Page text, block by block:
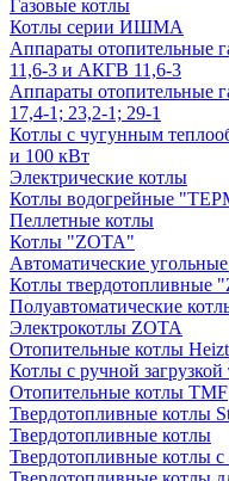
Газовые котлы
Котлы серии ИШМА
Аппараты отопительные
11,6-3 и АКГВ 11,6-3
Аппараты отопительные
17,4-1; 23,2-1; 29-1
Котлы с чугунным
и 100 кВт
Электрические котлы
Котлы водогрейные
Пеллетные котлы
Котлы "ZOTA"
Автоматические
Котлы твердотопливные
Полуавтоматические
Электрокотлы ZOTA
Отопительные котлы
Котлы с ручной
Отопительные котлы TMF
Твердотопливные котлы
Твердотопливные котлы
Твердотопливные котлы с